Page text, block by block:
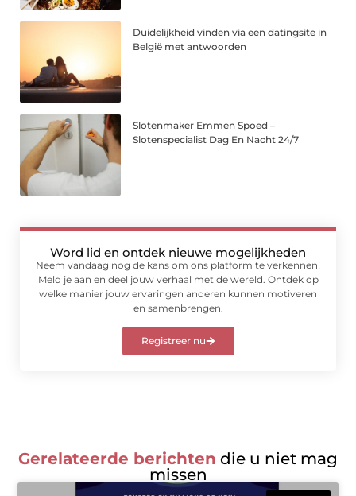
Duidelijkheid vinden via een datingsite in
België met antwoorden
Slotenmaker Emmen Spoed –
Slotenspecialist Dag En Nacht 24/7
Word lid en ontdek nieuwe mogelijkheden
Neem vandaag nog de kans om ons platform te verkennen!
Meld je aan en deel jouw verhaal met de wereld. Ontdek op
welke manier jouw ervaringen anderen kunnen motiveren
en samenbrengen.
Registreer nu
Gerelateerde berichten die u niet mag
missen